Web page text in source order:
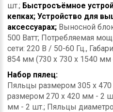
шт.; Быстросъёмное
кепках; Устройство для
аксессуарах; Выносной
500 Ватт; Потребляемая
сети: 220 В / 50-60 Гц.,
854 мм (730 х 730 х 1540 мм
Набор пялец:
Пяльцы размером 305 х
размером 270 х 420 мм - 2
мм - 2 шт.; Пяльцы